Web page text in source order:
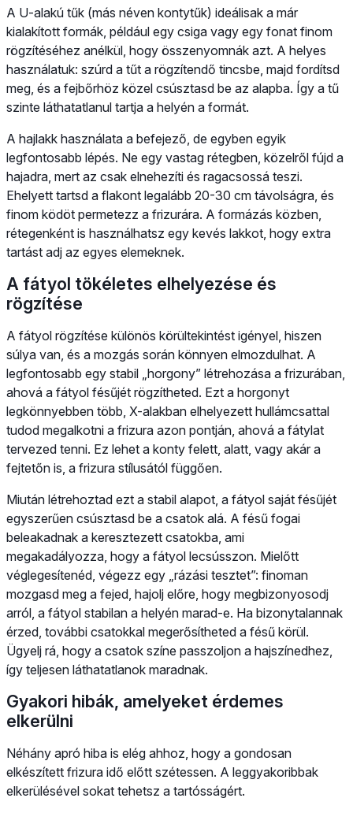
A U-alakú tűk (más néven kontytűk) ideálisak a már
kialakított formák, például egy csiga vagy egy fonat finom
rögzítéséhez anélkül, hogy összenyomnák azt. A helyes
használatuk: szúrd a tűt a rögzítendő tincsbe, majd fordítsd
meg, és a fejbőrhöz közel csúsztasd be az alapba. Így a tű
szinte láthatatlanul tartja a helyén a formát.
A hajlakk használata a befejező, de egyben egyik
legfontosabb lépés. Ne egy vastag rétegben, közelről fújd a
hajadra, mert az csak elnehezíti és ragacsossá teszi.
Ehelyett tartsd a flakont legalább 20-30 cm távolságra, és
finom ködöt permetezz a frizurára. A formázás közben,
rétegenként is használhatsz egy kevés lakkot, hogy extra
tartást adj az egyes elemeknek.
A fátyol tökéletes elhelyezése és
rögzítése
A fátyol rögzítése különös körültekintést igényel, hiszen
súlya van, és a mozgás során könnyen elmozdulhat. A
legfontosabb egy stabil „horgony” létrehozása a frizurában,
ahová a fátyol fésűjét rögzítheted. Ezt a horgonyt
legkönnyebben több, X-alakban elhelyezett hullámcsattal
tudod megalkotni a frizura azon pontján, ahová a fátylat
tervezed tenni. Ez lehet a konty felett, alatt, vagy akár a
fejtetőn is, a frizura stílusától függően.
Miután létrehoztad ezt a stabil alapot, a fátyol saját fésűjét
egyszerűen csúsztasd be a csatok alá. A fésű fogai
beleakadnak a keresztezett csatokba, ami
megakadályozza, hogy a fátyol lecsússzon. Mielőtt
véglegesítenéd, végezz egy „rázási tesztet”: finoman
mozgasd meg a fejed, hajolj előre, hogy megbizonyosodj
arról, a fátyol stabilan a helyén marad-e. Ha bizonytalannak
érzed, további csatokkal megerősítheted a fésű körül.
Ügyelj rá, hogy a csatok színe passzoljon a hajszínedhez,
így teljesen láthatatlanok maradnak.
Gyakori hibák, amelyeket érdemes
elkerülni
Néhány apró hiba is elég ahhoz, hogy a gondosan
elkészített frizura idő előtt szétessen. A leggyakoribbak
elkerülésével sokat tehetsz a tartósságért.